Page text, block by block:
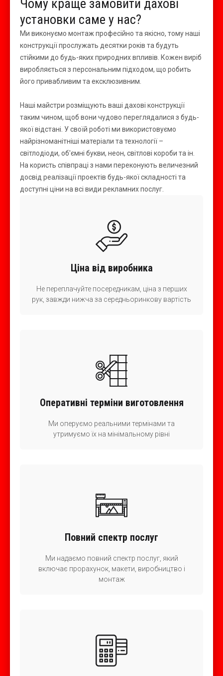
Чому краще замовити дахові
установки саме у нас?
Ми виконуємо монтаж професійно та якісно, ​​тому наші
конструкції прослужать десятки років та будуть
стійкими до будь-яких природних впливів. Кожен виріб
виробляється з персональним підходом, що робить
його привабливим та ексклюзивним.
Наші майстри розміщують ваші дахові конструкції
таким чином, щоб вони чудово переглядалися з будь-
якої відстані. У своїй роботі ми використовуємо
найрізноманітніші матеріали та технології –
світлодіоди, об'ємні букви, неон, світлові короби та ін.
На користь співпраці з нами переконують величезний
досвід реалізації проектів будь-якої складності та
доступні ціни на всі види рекламних послуг.
Ціна від виробника
Не переплачуйте посередникам, ціна з перших
рук, завжди нижча за середньоринкову вартість
Оперативні терміни виготовлення
Ми оперуємо реальними термінами та
утримуємо їх на мінімальному рівні
Повний спектр послуг
Ми надаємо повний спектр послуг, який
включає прорахунок, макети, виробництво і
монтаж